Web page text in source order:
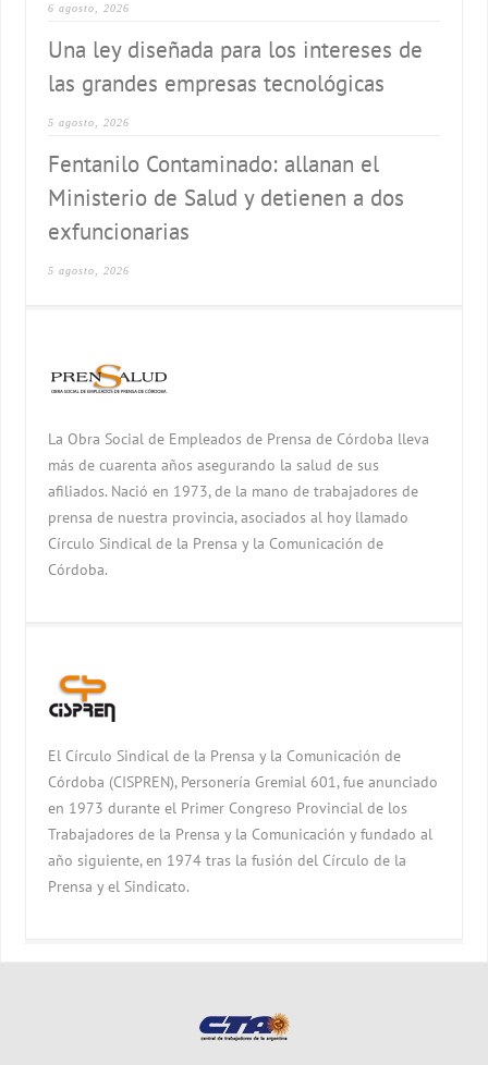
6 agosto, 2026
Una ley diseñada para los intereses de
las grandes empresas tecnológicas
5 agosto, 2026
Fentanilo Contaminado: allanan el
Ministerio de Salud y detienen a dos
exfuncionarias
5 agosto, 2026
La Obra Social de Empleados de Prensa de Córdoba lleva
más de cuarenta años asegurando la salud de sus
afiliados. Nació en 1973, de la mano de trabajadores de
prensa de nuestra provincia, asociados al hoy llamado
Círculo Sindical de la Prensa y la Comunicación de
Córdoba.
El Círculo Sindical de la Prensa y la Comunicación de
Córdoba (CISPREN), Personería Gremial 601, fue anunciado
en 1973 durante el Primer Congreso Provincial de los
Trabajadores de la Prensa y la Comunicación y fundado al
año siguiente, en 1974 tras la fusión del Círculo de la
Prensa y el Sindicato.